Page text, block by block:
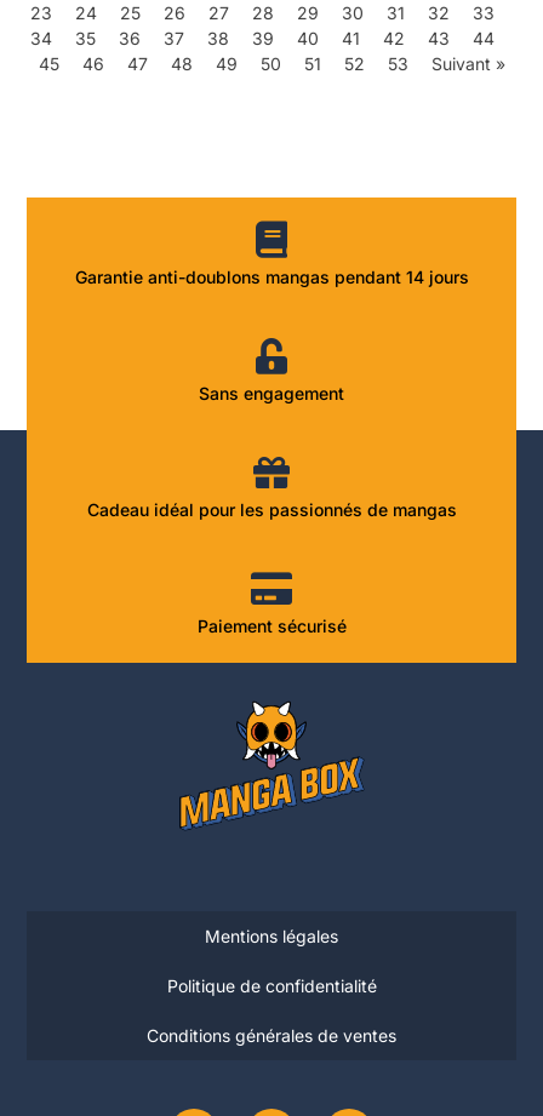
23
24 25 26 27 28 29 30 31 32
33
34
35 36 37 38 39 40 41 42 43
44
45
46 47 48 49 50 51 52 53 Suivant »
Garantie anti-doublons mangas pendant 14 jours
Sans engagement
Cadeau idéal pour les passionnés de mangas
Paiement sécurisé
Mentions légales
Politique de confidentialité
Conditions générales de ventes